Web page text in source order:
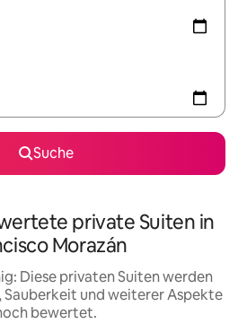
Suche
private Suiten in
Morazán
Diese privaten Suiten werden
Sauberkeit und weiterer Aspekte
bewertet.